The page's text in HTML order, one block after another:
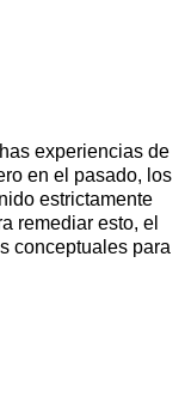
experiencias de
en el pasado, los
estrictamente
remediar esto, el
conceptuales para